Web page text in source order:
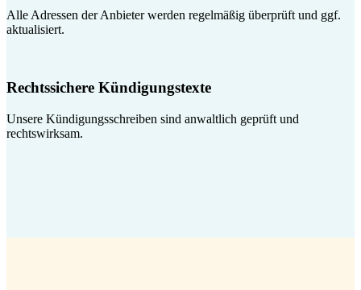
Alle Adressen der Anbieter werden regelmäßig überprüft und ggf.
aktualisiert.
Rechtssichere Kündigungstexte
Unsere Kündigungsschreiben sind anwaltlich geprüft und
rechtswirksam.